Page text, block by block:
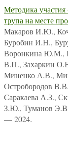
Методика участия
трупа на месте
Макаров И.Ю.,
Буробин И.Н.,
Воронкина Ю.М.,
В.П., Захаркин
Миненко А.В.,
Остробородов
Саракаева А.З.,
З.Ю., Туманов
— 2024.